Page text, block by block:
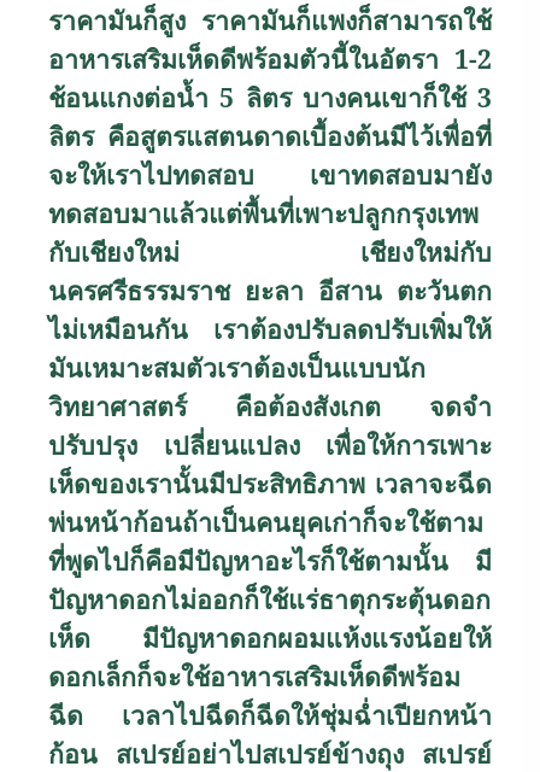
ราคามันก็สูง ราคามันก็แพงก็สามารถใช้
อาหารเสริมเห็ดดีพร้อมตัวนี้ในอัตรา 1-2
ช้อนแกงต่อน้ำ 5 ลิตร บางคนเขาก็ใช้ 3
ลิตร คือสูตรแสตนดาดเบื้องต้นมีไว้เพื่อที่
จะให้เราไปทดสอบ เขาทดสอบมายัง
ทดสอบมาแล้วแต่พื้นที่เพาะปลูกกรุงเทพ
กับเชียงใหม่ เชียงใหม่กับ
นครศรีธรรมราช ยะลา อีสาน ตะวันตก
ไม่เหมือนกัน เราต้องปรับลดปรับเพิ่มให้
มันเหมาะสมตัวเราต้องเป็นแบบนัก
วิทยาศาสตร์ คือต้องสังเกต จดจำ
ปรับปรุง เปลี่ยนแปลง เพื่อให้การเพาะ
เห็ดของเรานั้นมีประสิทธิภาพ เวลาจะฉีด
พ่นหน้าก้อนถ้าเป็นคนยุคเก่าก็จะใช้ตาม
ที่พูดไปก็คือมีปัญหาอะไรก็ใช้ตามนั้น มี
ปัญหาดอกไม่ออกก็ใช้แร่ธาตุกระตุ้นดอก
เห็ด มีปัญหาดอกผอมแห้งแรงน้อยให้
ดอกเล็กก็จะใช้อาหารเสริมเห็ดดีพร้อม
ฉีด เวลาไปฉีดก็ฉีดให้ชุ่มฉ่ำเปียกหน้า
ก้อน สเปรย์อย่าไปสเปรย์ข้างถุง สเปรย์